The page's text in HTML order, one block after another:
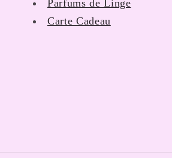
Parfums de Linge
Carte Cadeau